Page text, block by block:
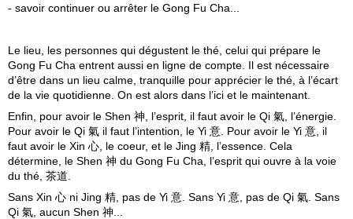
- savoir continuer ou arrêter le Gong Fu Cha...
Le lieu, les personnes qui dégustent le thé, celui qui prépare le
Gong Fu Cha entrent aussi en ligne de compte. Il est nécessaire
d’être dans un lieu calme, tranquille pour apprécier le thé, à l’écart
de la vie quotidienne. On est alors dans l’ici et le maintenant.
Enfin, pour avoir le Shen 神, l’esprit, il faut avoir le Qi 氣, l’énergie.
Pour avoir le Qi 氣 il faut l’intention, le Yi 意. Pour avoir le Yi 意, il
faut avoir le Xin 心, le coeur, et le Jing 精, l’essence. Cela
détermine, le Shen 神 du Gong Fu Cha, l’esprit qui ouvre à la voie
du thé, 茶道.
Sans Xin 心 ni Jing 精, pas de Yi 意. Sans Yi 意, pas de Qi 氣. Sans
Qi 氣, aucun Shen 神...